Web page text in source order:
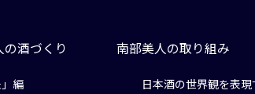
酒づくり
」編
南部美人の取り組み
日本酒の世界観を表現